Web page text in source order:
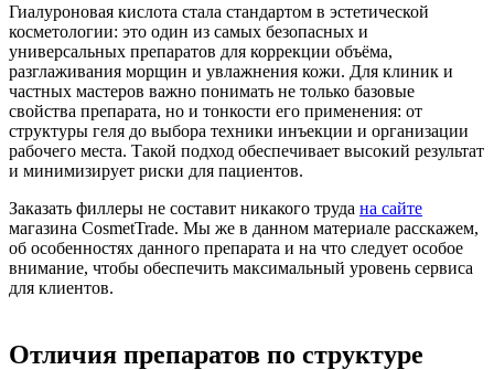
Гиалуроновая кислота стала стандартом в эстетической
косметологии: это один из самых безопасных и
универсальных препаратов для коррекции объёма,
разглаживания морщин и увлажнения кожи. Для клиник и
частных мастеров важно понимать не только базовые
свойства препарата, но и тонкости его применения: от
структуры геля до выбора техники инъекции и организации
рабочего места. Такой подход обеспечивает высокий результат
и минимизирует риски для пациентов.
Заказать филлеры не составит никакого труда на сайте
магазина CosmetTrade. Мы же в данном материале расскажем,
об особенностях данного препарата и на что следует особое
внимание, чтобы обеспечить максимальный уровень сервиса
для клиентов.
Отличия препаратов по структуре